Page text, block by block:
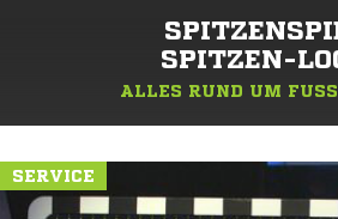
SPITZEN-
ALLES RUND UM
SERVICE